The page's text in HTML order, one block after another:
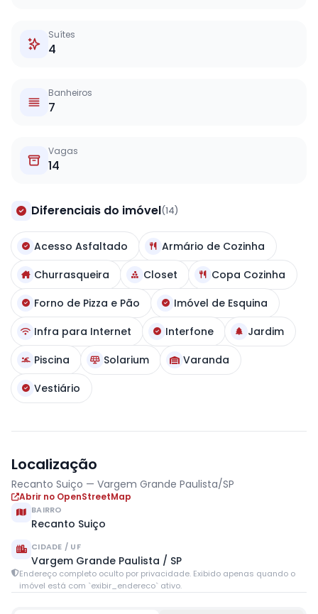
Suítes
4
Banheiros
7
Vagas
14
Diferenciais do imóvel(14)
Acesso Asfaltado
Armário de Cozinha
Churrasqueira
Closet
Copa Cozinha
Forno de Pizza e Pão
Imóvel de Esquina
Infra para Internet
Interfone
Jardim
Piscina
Solarium
Varanda
Vestiário
Localização
Recanto Suiço — Vargem Grande Paulista/SP
Abrir no OpenStreetMap
BAIRRO
Recanto Suiço
CIDADE / UF
Vargem Grande Paulista / SP
Endereço completo oculto por privacidade. Exibido apenas quando o
imóvel está com `exibir_endereco` ativo.